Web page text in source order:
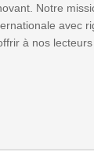
Notre
avec
à nos